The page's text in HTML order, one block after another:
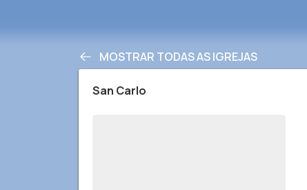
MOSTRAR TODAS AS IGREJAS
San Carlo